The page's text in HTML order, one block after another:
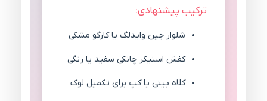
ترکیب پیشنهادی:
شلوار جین واید‌لگ یا کارگو مشکی
کفش اسنیکر چانکی سفید یا رنگی
کلاه بینی یا کپ برای تکمیل لوک